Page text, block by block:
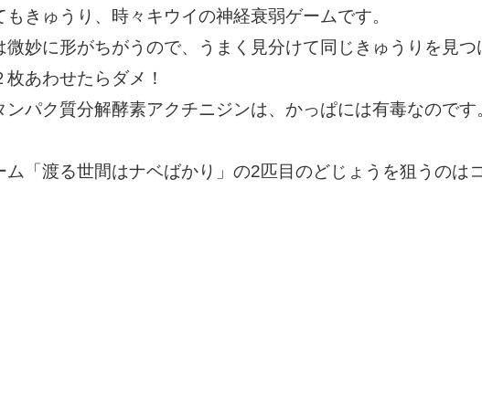
きゅうり、時々キウイの神経衰弱ゲームです。
微妙に形がちがうので、うまく見分けて同じきゅうりを見つ
あわせたらダメ！
ンパク質分解酵素アクチニジンは、かっぱには有毒なのです
ム「渡る世間はナベばかり」の2匹目のどじょうを狙うのは